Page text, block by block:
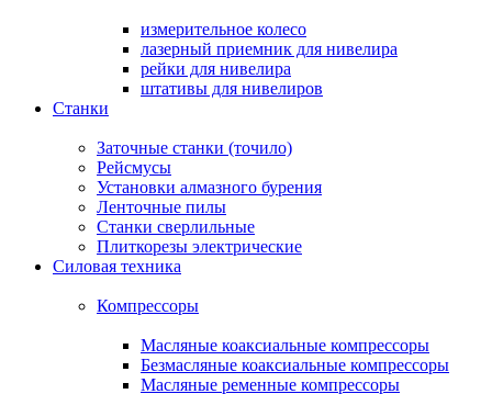
измерительное колесо
лазерный приемник для нивелира
рейки для нивелира
штативы для нивелиров
Станки
Заточные станки (точило)
Рейсмусы
Установки алмазного бурения
Ленточные пилы
Станки сверлильные
Плиткорезы электрические
Силовая техника
Компрессоры
Масляные коаксиальные компрессоры
Безмасляные коаксиальные компрессоры
Масляные ременные компрессоры